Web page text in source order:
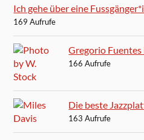
Ich gehe über eine
169 Aufrufe
Gregorio
166 Aufrufe
Die beste
163 Aufrufe